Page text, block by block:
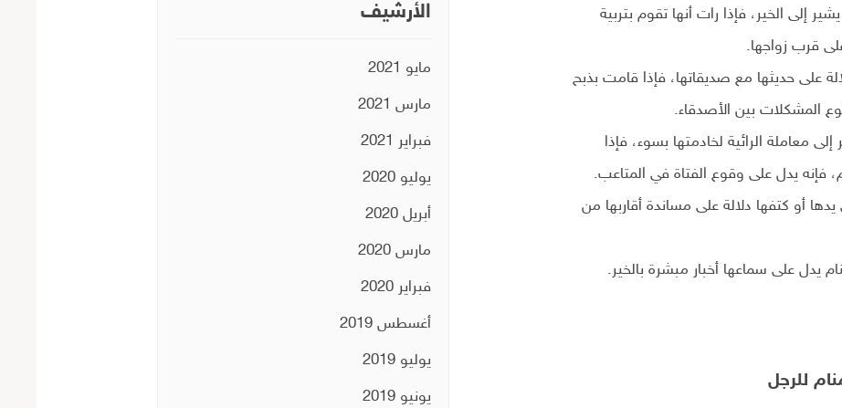
إلى الخير، فإذا رات أنها تقوم بتربية
قرب زواجها.
على حديثها مع صديقاتها، فإذا قامت بذبح
المشكلات بين الأصدقاء.
معاملة الرائية لخادمتها بسوء، فإذا
فإنه يدل على وقوع الفتاة في المتاعب.
أو كتفها دلالة على مساندة أقاربها من
يدل على سماعها أخبار مبشرة بالخير.
للرجل
الأرشيف
مايو 2021
مارس 2021
فبراير 2021
يوليو 2020
أبريل 2020
مارس 2020
فبراير 2020
أغسطس 2019
يوليو 2019
يونيو 2019